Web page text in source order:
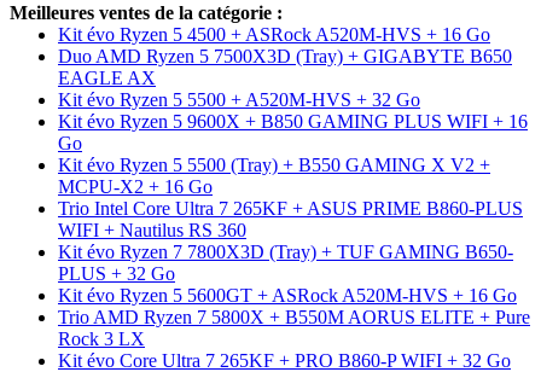
Meilleures ventes de la catégorie :
Kit évo Ryzen 5 4500 + ASRock A520M-HVS + 16 Go
Duo AMD Ryzen 5 7500X3D (Tray) + GIGABYTE B650
EAGLE AX
Kit évo Ryzen 5 5500 + A520M-HVS + 32 Go
Kit évo Ryzen 5 9600X + B850 GAMING PLUS WIFI + 16
Go
Kit évo Ryzen 5 5500 (Tray) + B550 GAMING X V2 +
MCPU-X2 + 16 Go
Trio Intel Core Ultra 7 265KF + ASUS PRIME B860-PLUS
WIFI + Nautilus RS 360
Kit évo Ryzen 7 7800X3D (Tray) + TUF GAMING B650-
PLUS + 32 Go
Kit évo Ryzen 5 5600GT + ASRock A520M-HVS + 16 Go
Trio AMD Ryzen 7 5800X + B550M AORUS ELITE + Pure
Rock 3 LX
Kit évo Core Ultra 7 265KF + PRO B860-P WIFI + 32 Go